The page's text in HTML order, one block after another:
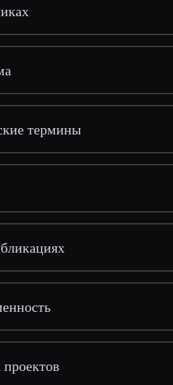
термины